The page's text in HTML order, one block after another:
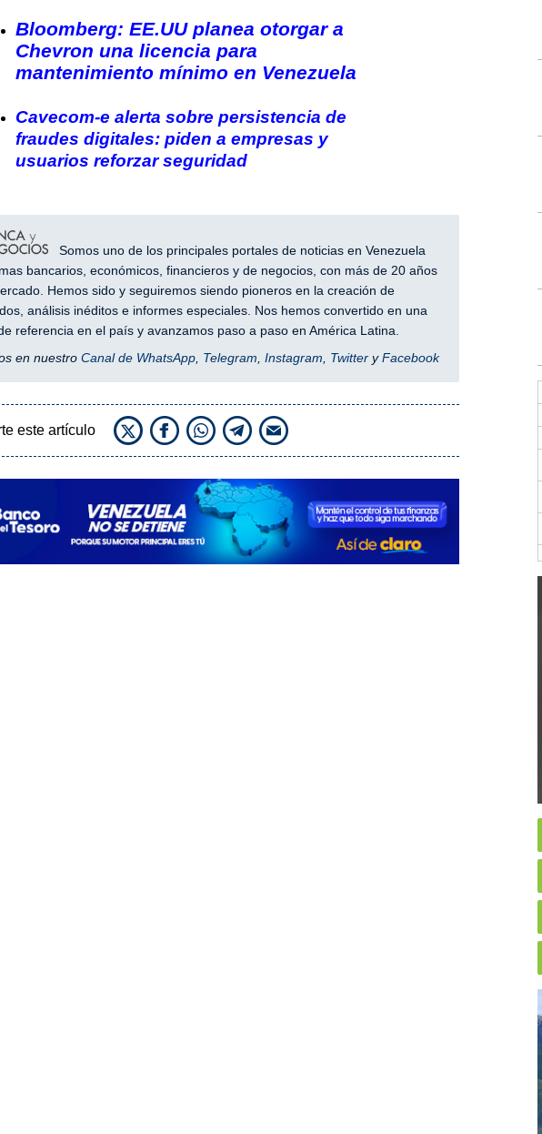
Bloomberg: EE.UU planea otorgar a
Chevron una licencia para
mantenimiento mínimo en Venezuela
Cavecom-e alerta sobre persistencia de
fraudes digitales: piden a empresas y
usuarios reforzar seguridad
Somos uno de los principales portales de noticias en Venezuela
bancarios, económicos, financieros y de negocios, con más de 20 años
Hemos sido y seguiremos siendo pioneros en la creación de
análisis inéditos e informes especiales. Nos hemos convertido en una
referencia en el país y avanzamos paso a paso en América Latina.
en nuestro Canal de WhatsApp, Telegram Instagram TwitteryFacebook
este artículo